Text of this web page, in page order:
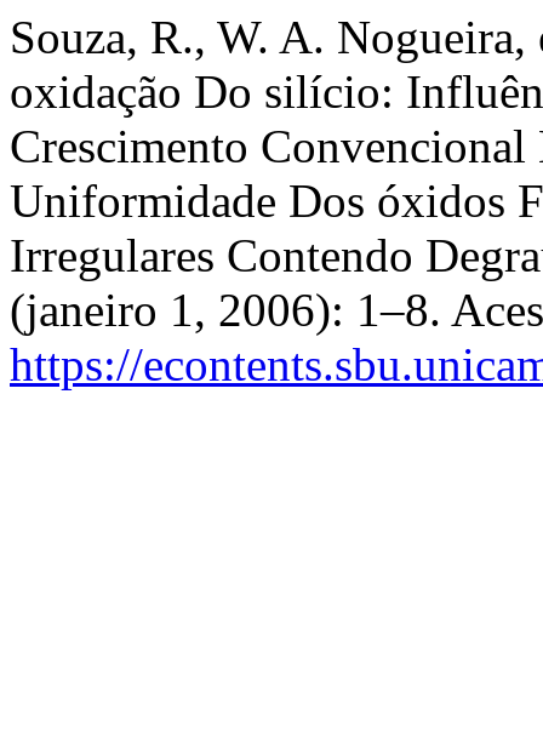
Souza, R., W. A.
oxidação Do silício:
Crescimento
Uniformidade Dos óxidos
Irregulares Contendo
(janeiro 1, 2006): 1–8.
https://